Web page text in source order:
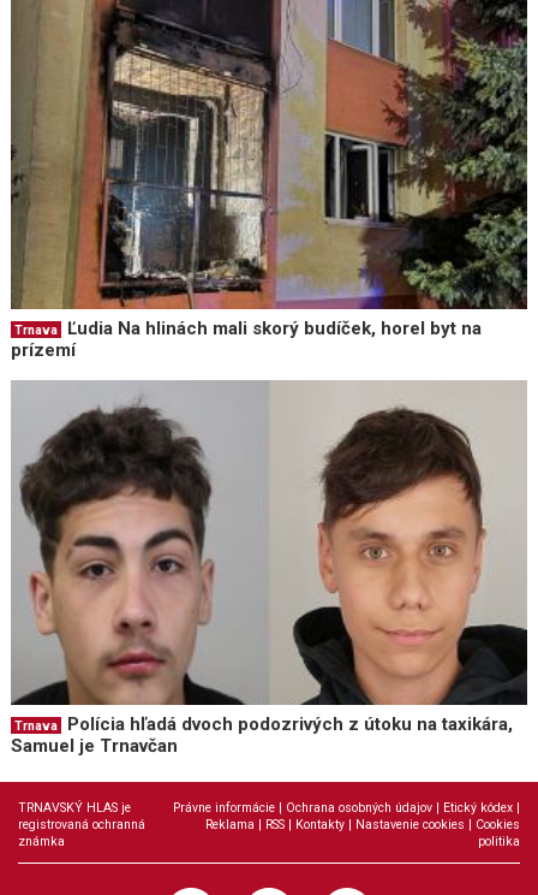
Trnava
Ľudia Na hlinách mali skorý budíček, horel byt na
prízemí
Trnava
Polícia hľadá dvoch podozrivých z útoku na taxikára,
Samuel je Trnavčan
TRNAVSKÝ HLAS je
registrovaná ochranná
známka
Právne informácie Ochrana osobných údajov Etický kódex
Reklama
RSS Kontakty Nastavenie cookies
Cookies
politika